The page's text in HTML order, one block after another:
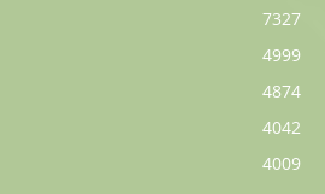
7327
4999
4874
4042
4009